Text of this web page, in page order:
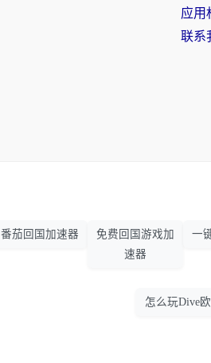
应用
联系
番茄回国加速器
免费回国游戏加
速器
一
怎么玩Dive